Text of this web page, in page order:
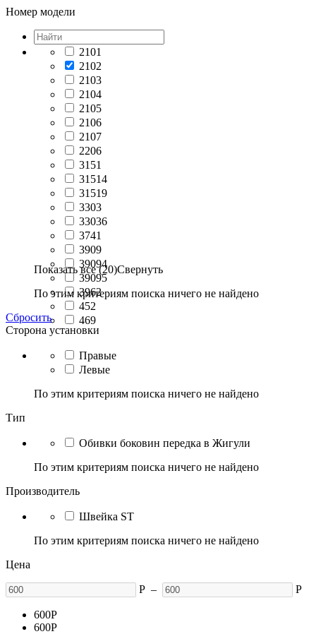
Номер модели
2101
2102
2103
2104
2105
2106
2107
2206
3151
31514
31519
3303
33036
3741
3909
39094
39095
3962
452
469
Показать все (20)Свернуть
По этим критериям поиска ничего не найдено
Сбросить
Сторона установки
Правые
Левые
По этим критериям поиска ничего не найдено
Тип
Обивки боковин передка в Жигули
По этим критериям поиска ничего не найдено
Производитель
Швейка ST
По этим критериям поиска ничего не найдено
Цена
Р – Р
600Р
600Р